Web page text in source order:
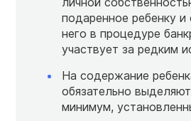
подаренное ребенку
него в процедуре
участвует за редким
На содержание
обязательно
минимум,